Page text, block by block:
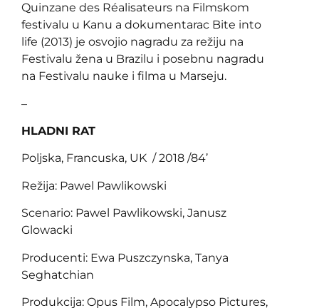
Quinzane des Réalisateurs na Filmskom
festivalu u Kanu a dokumentarac Bite into
life (2013) je osvojio nagradu za režiju na
Festivalu žena u Brazilu i posebnu nagradu
na Festivalu nauke i filma u Marseju.
–
HLADNI RAT
Poljska, Francuska, UK / 2018 /84’
Režija: Pawel Pawlikowski
Scenario: Pawel Pawlikowski, Janusz
Glowacki
Producenti: Ewa Puszczynska, Tanya
Seghatchian
Produkcija: Opus Film, Apocalypso Pictures,